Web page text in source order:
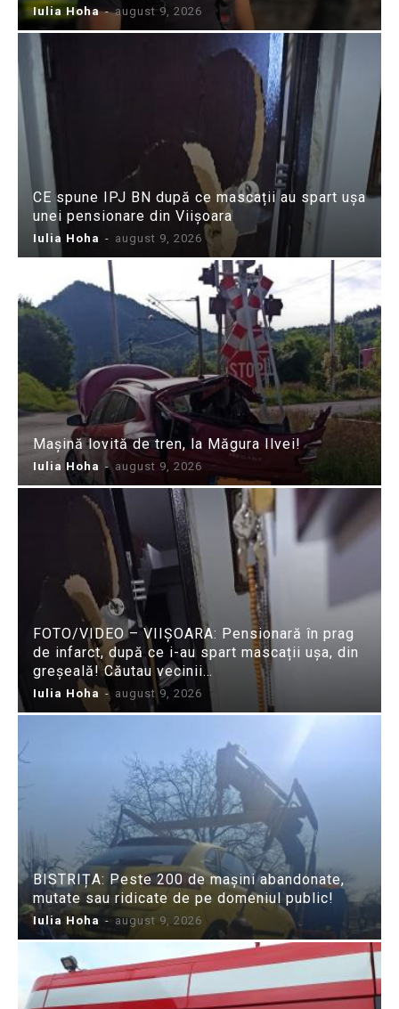
Iulia Hoha - august 9, 2026
CE spune IPJ BN după ce mascații au spart ușa
unei pensionare din Viișoara
Iulia Hoha - august 9, 2026
Mașină lovită de tren, la Măgura Ilvei!
Iulia Hoha - august 9, 2026
FOTO/VIDEO – VIIȘOARA: Pensionară în prag
de infarct, după ce i-au spart mascații ușa, din
greșeală! Căutau vecinii…
Iulia Hoha - august 9, 2026
BISTRIȚA: Peste 200 de mașini abandonate,
mutate sau ridicate de pe domeniul public!
Iulia Hoha - august 9, 2026